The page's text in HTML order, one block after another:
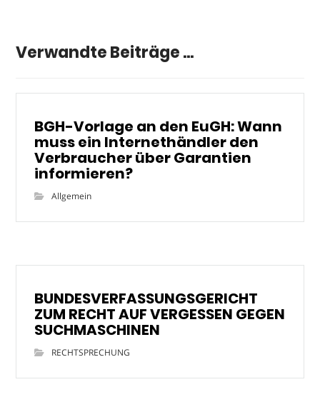
Verwandte Beiträge ...
BGH-Vorlage an den EuGH: Wann
muss ein Internethändler den
Verbraucher über Garantien
informieren?
Allgemein
BUNDESVERFASSUNGSGERICHT
ZUM RECHT AUF VERGESSEN GEGEN
SUCHMASCHINEN
RECHTSPRECHUNG